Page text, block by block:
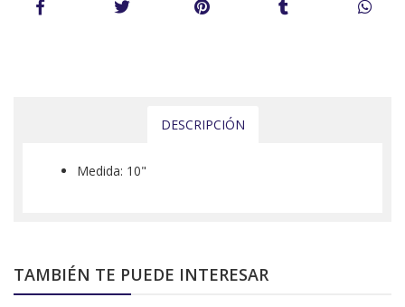
DESCRIPCIÓN
Medida: 10"
TAMBIÉN TE PUEDE INTERESAR